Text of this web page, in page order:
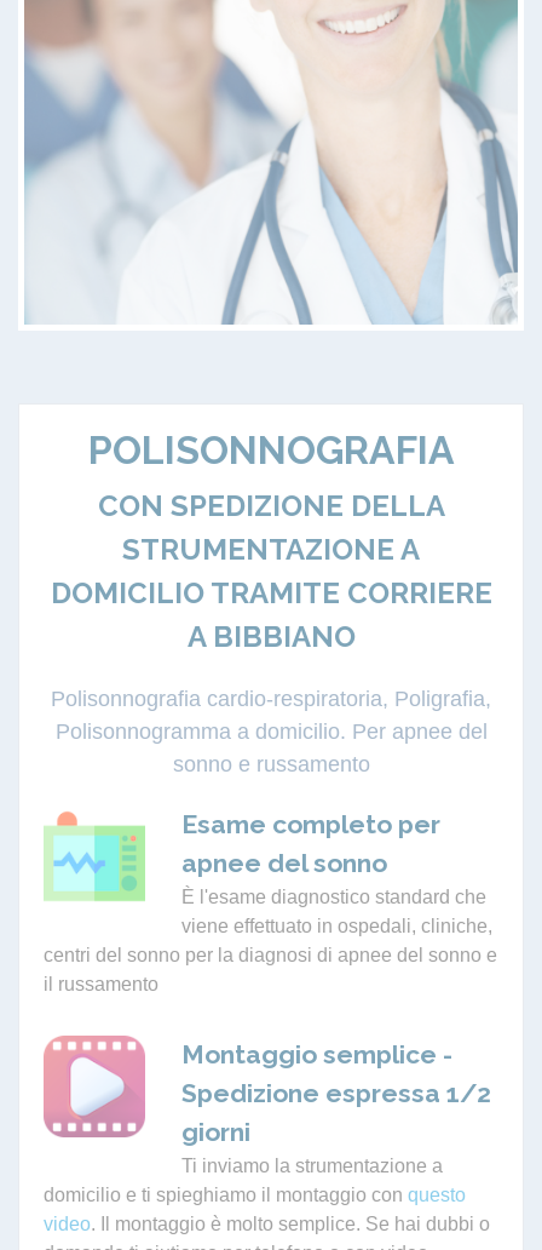
POLISONNOGRAFIA
CON SPEDIZIONE DELLA
STRUMENTAZIONE A
DOMICILIO TRAMITE CORRIERE
A BIBBIANO
Polisonnografia cardio-respiratoria, Poligrafia,
Polisonnogramma a domicilio. Per apnee del
sonno e russamento
Esame completo per
apnee del sonno
È l'esame diagnostico standard che
viene effettuato in ospedali, cliniche,
centri del sonno per la diagnosi di apnee del sonno e
il russamento
Montaggio semplice -
Spedizione espressa 1/2
giorni
Ti inviamo la strumentazione a
domicilio e ti spieghiamo il montaggio con questo
video. Il montaggio è molto semplice. Se hai dubbi o